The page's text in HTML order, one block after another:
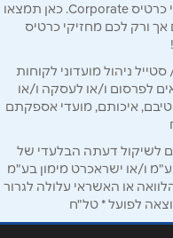
ברוכים הבאים לאתר ההטבות של מחזיקי כרטיס Corporate. כאן תמצאו
ורק לכם מחזיקי כרטיס
ניהול מועדוני לקוחות
לפרסום ו/או לעסקה ו/או
טיבם, איכותם, מועדי אספקתם
לשיקול דעתה הבלעדי של
ו/או ישראכרט מימון בע"מ
או האשראי עלולה לגרור
לפועל * טל"ח